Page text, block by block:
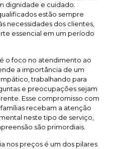
dignidade e cuidado.
estão sempre
necessidades dos clientes,
essencial em um período
o foco no atendimento ao
a importância de um
trabalhando para
e preocupações sejam
Esse compromisso com
recebam a atenção
neste tipo de serviço,
são primordiais.
nos preços é um dos pilares